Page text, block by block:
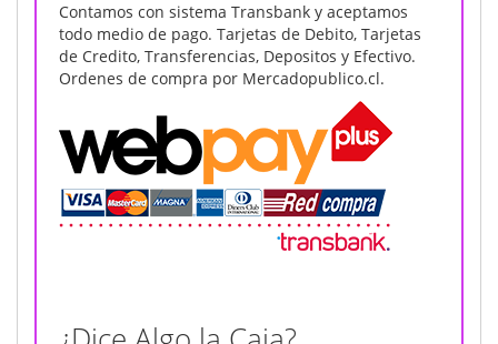
Contamos con sistema Transbank y aceptamos
todo medio de pago. Tarjetas de Debito, Tarjetas
de Credito, Transferencias, Depositos y Efectivo.
Ordenes de compra por Mercadopublico.cl.